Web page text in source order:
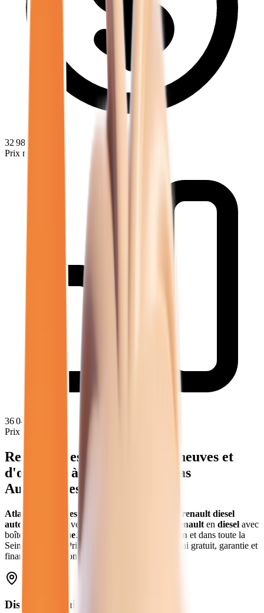
32 980
Prix minimum
36 040
Prix moyen
Renault Diesel Automatique
neuves et
d'occasion
à Melun
) - Atlas
Automobiles
Atlas Automobiles
renault diesel
automatique
neuves et d'occasion Renault en diesel avec
boîte
automatique. Melun et dans toute la
Seine-et-Marne
Prix de
€. Essai gratuit, garantie et
financement disponible.
Distance depuis